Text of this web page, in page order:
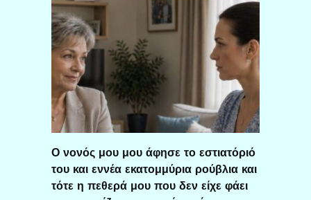
Ο νονός μου μου άφησε το εστιατόριό
του και εννέα εκατομμύρια ρούβλια και
τότε η πεθερά μου που δεν είχε φάει